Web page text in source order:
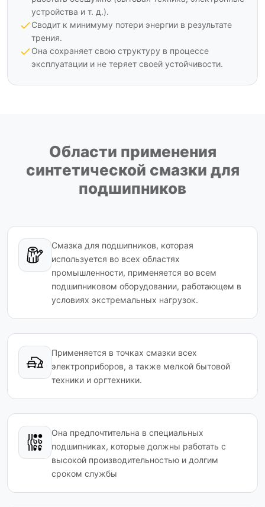
устройства и т. д.).
Сводит к минимуму потери энергии в результате
трения.
Она сохраняет свою структуру в процессе
эксплуатации и не теряет своей устойчивости.
Области применения
синтетической смазки для
подшипников
Смазка для подшипников, которая
используется во всех областях
промышленности, применяется во всем
подшипниковом оборудовании, работающем в
условиях экстремальных нагрузок.
Применяется в точках смазки всех
электроприборов, а также мелкой бытовой
техники и оргтехники.
Она предпочтительна в специальных
подшипниках, которые должны работать с
высокой производительностью и долгим
сроком службы